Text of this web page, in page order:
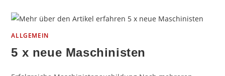
ALLGEMEIN
5 x neue Maschinisten